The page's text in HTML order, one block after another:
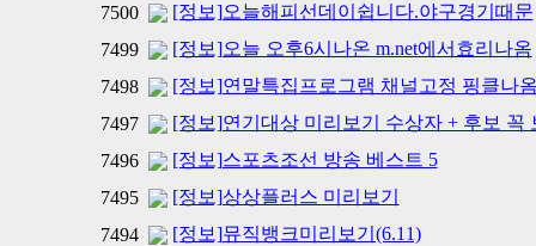
7500
[정보]오늘해피선데이쉽니다.야구경기때문
7499
[정보]오늘 오후6시나온 m.net에서효리나옴
7498
[정보]연말특집프로그램 채널고정 핑클나
7497
[정보]연기대상 미리보기 수상자 + 후보 꼭
7496
[정보]스포츠조선 방송 베스트 5
7495
[정보]상상플러스 미리보기
7494
[정보]뮤직뱅크미리보기(6.11)